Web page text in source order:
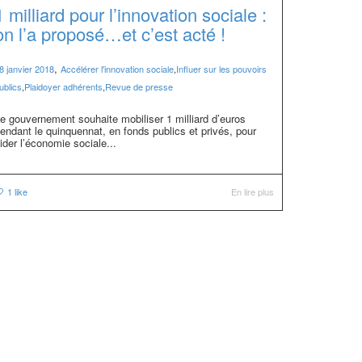
milliard pour l’innovation sociale :
l’a proposé…et c’est acté !
janvier 2018, Accélérer l'innovation sociale,Influer sur les pouvoirs
,Plaidoyer adhérents,Revue de presse
gouvernement souhaite mobiliser 1 milliard d’euros
le quinquennat, en fonds publics et privés, pour
l’économie sociale...
1 like En lire plus